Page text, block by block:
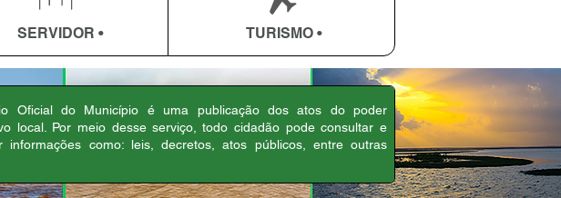
SERVIDOR • TURISMO •
Oficial do Município é uma publicação dos atos do poder
local. Por meio desse serviço, todo cidadão pode consultar e
informações como: leis, decretos, atos públicos, entre outras